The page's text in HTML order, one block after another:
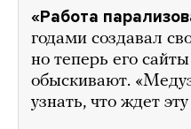
«Работа
годами создавал
но теперь его
обыскивают.
узнать, что ждет